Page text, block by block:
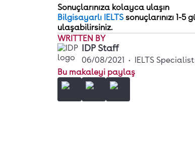
Sonuçlarınıza kolayca ulaşın
Bilgisayarlı IELTS sonuçlarınızı 1-5
ulaşabilirsiniz.
WRITTEN BY
IDP Staff
06/08/2021 • IELTS
Bu makaleyi paylaş